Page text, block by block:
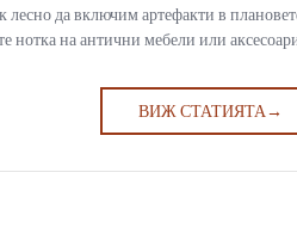
да включим артефакти в
нотка на антични мебели или
ВИЖ СТАТИЯТА→